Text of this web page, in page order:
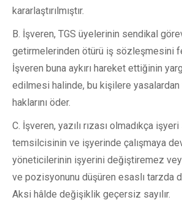
kararlaştırılmıştır.
B. İşveren, TGS üyelerinin sendikal
getirmelerinden ötürü iş sözleşmesini
İşveren buna aykırı hareket ettiğinin
edilmesi halinde, bu kişilere yasalardan
haklarını öder.
C. İşveren, yazılı rızası olmadıkça
temsilcisinin ve işyerinde çalışmaya
yöneticilerinin işyerini değiştiremez
ve pozisyonunu düşüren esaslı tarzda
Aksi hâlde değişiklik geçersiz sayılır.